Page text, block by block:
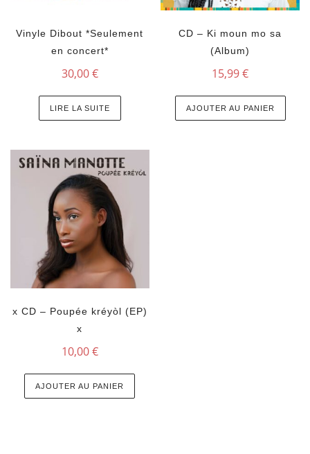
Vinyle Dibout *Seulement
en concert*
30,00€
LIRE LA SUITE
CD – Ki moun mo sa
(Album)
15,99€
AJOUTER AU PANIER
x CD – Poupée kréyòl (EP)
x
10,00€
AJOUTER AU PANIER